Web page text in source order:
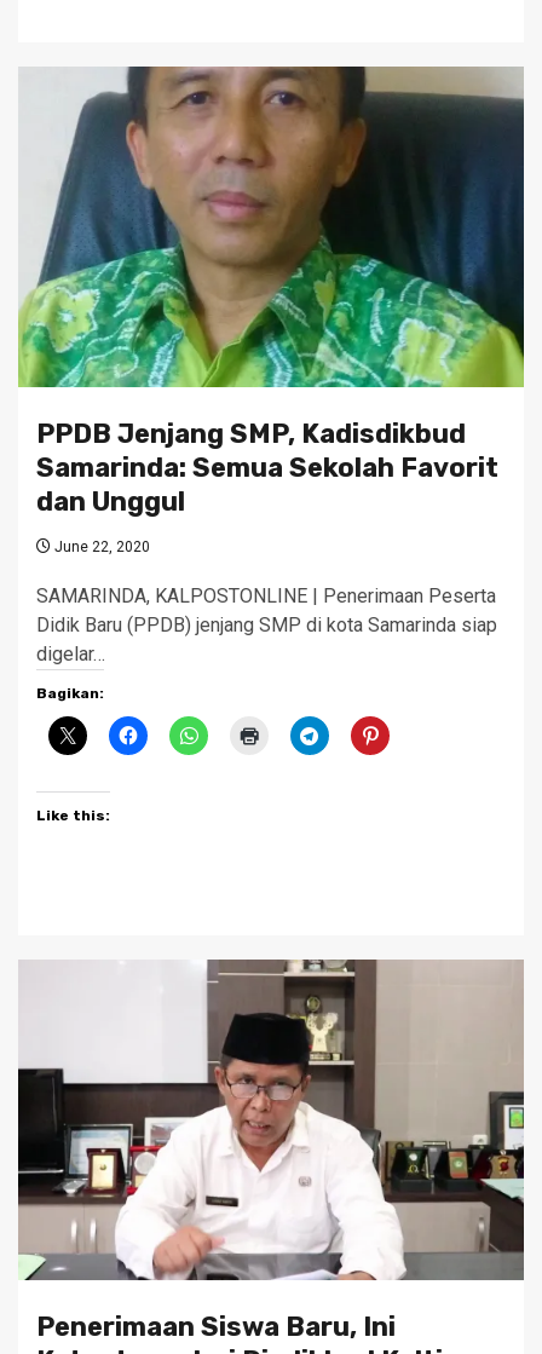
PPDB Jenjang SMP, Kadisdikbud
Samarinda: Semua Sekolah Favorit
dan Unggul
June 22, 2020
SAMARINDA, KALPOSTONLINE | Penerimaan Peserta
Didik Baru (PPDB) jenjang SMP di kota Samarinda siap
digelar…
Bagikan:
Like this:
Penerimaan Siswa Baru, Ini